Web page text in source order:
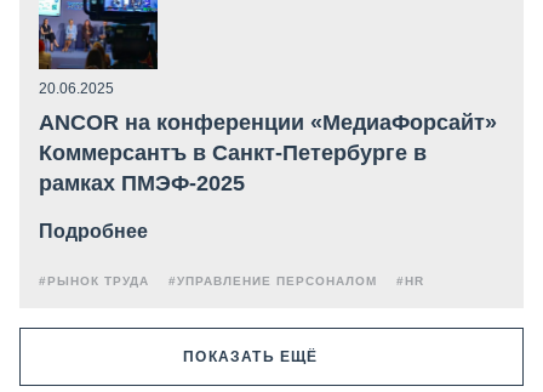
20.06.2025
ANCOR на конференции «МедиаФорсайт»
Коммерсантъ в Санкт-Петербурге в
рамках ПМЭФ-2025
Подробнее
#РЫНОК ТРУДА #УПРАВЛЕНИЕ ПЕРСОНАЛОМ #HR
ПОКАЗАТЬ ЕЩЁ